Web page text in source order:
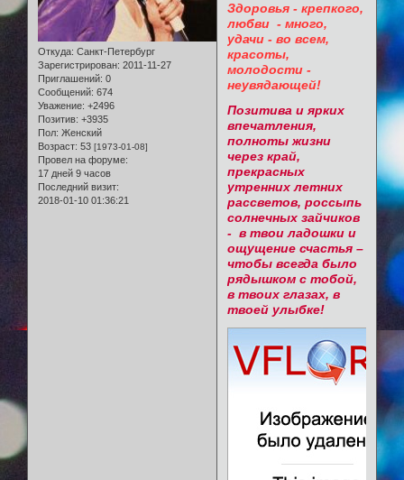
Откуда: Санкт-Петербург
Зарегистрирован: 2011-11-27
Приглашений: 0
Сообщений: 674
Уважение: +2496
Позитив: +3935
Пол: Женский
Возраст: 53 [1973-01-08]
Провел на форуме:
17 дней 9 часов
Последний визит:
2018-01-10 01:36:21
Здоровья - крепкого,
любви - много,
удачи - во всем,
красоты,
молодости -
неувядающей!
Позитива и ярких
впечатления,
полноты жизни
через край,
прекрасных
утренних летних
рассветов, россыпь
солнечных зайчиков
- в твои ладошки и
ощущение счастья –
чтобы всегда было
рядышком с тобой,
в твоих глазах, в
твоей улыбке!